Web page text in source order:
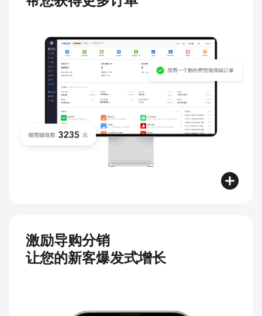
激励导购分销
让您的新客爆发式增长